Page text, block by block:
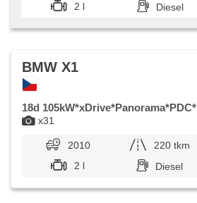
2 l
Diesel
x31
BMW X1
18d 105kW*xDrive*Panorama*PDC*
2010 220 tkm
2 l
Diesel